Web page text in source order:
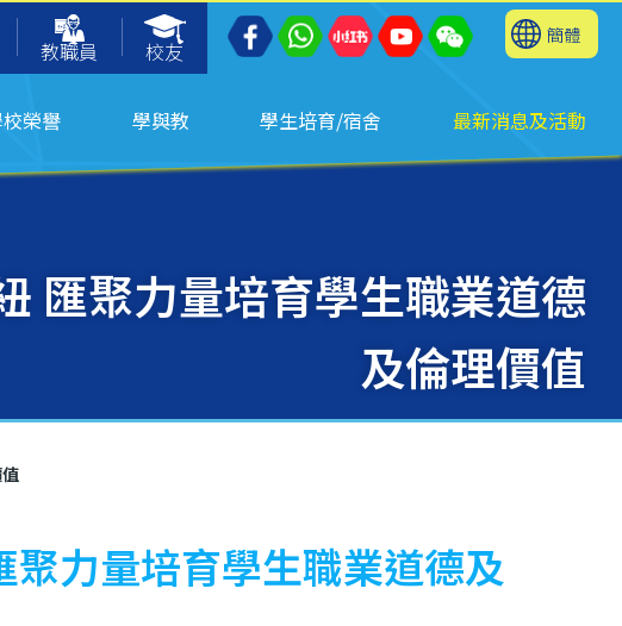
教職員 校友
簡體
榮譽 學與教 學生培育/宿舍 最新消息及活動
匯聚力量培育學生職業道德
及倫理價值
力量培育學生職業道德及